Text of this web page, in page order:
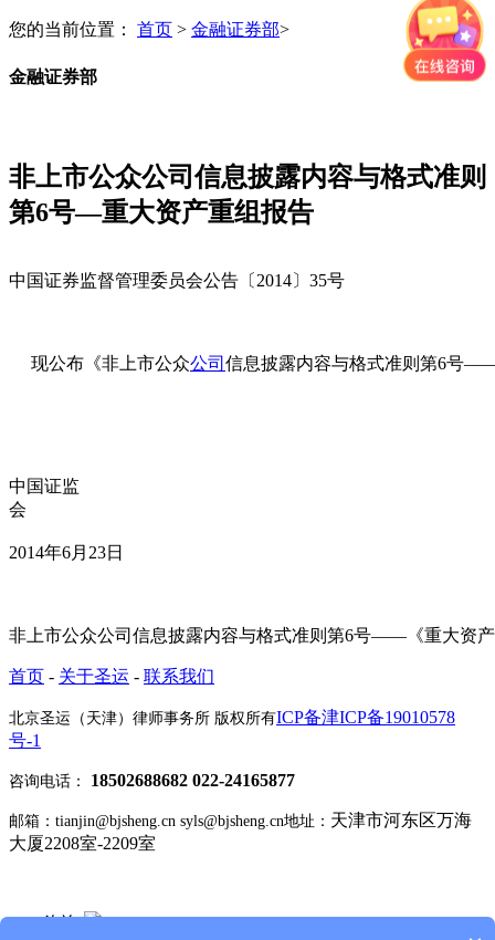
您的当前位置： 首页 > 金融证券部>
金融证券部
非上市公众公司信息披露内容与格式准则
第6号—重大资产重组报告
中国证券监督管理委员会公告〔2014〕35号
现公布《非上市公众公司 信息披露内容与格式准则第6号
中国证监
2014年6月23日
非上市公众公司信息披露内容与格式准则第6号——《重大资
首页 - 关于圣运 - 联系我们
北京圣运（天津）律师事务所 版权所有ICP备津ICP备19010578
号-1
咨询电话： 18502688682 022-24165877
邮箱：tianjin@bjsheng.cn syls@bjsheng.cn地址： 天津市河东区万海
大厦2208室-2209室
Q Q 咨询